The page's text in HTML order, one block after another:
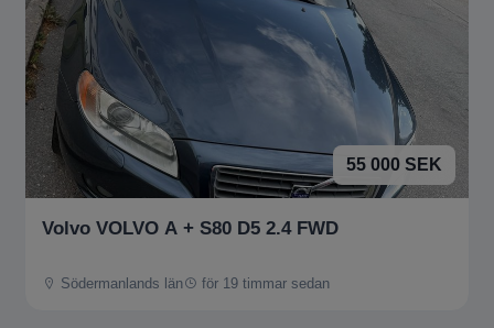
55 000 SEK
Volvo VOLVO A + S80 D5 2.4 FWD
Södermanlands län för 19 timmar sedan